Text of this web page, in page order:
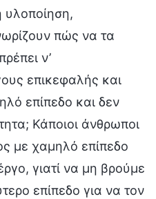
υλοποίηση,
πώς να τα
ν’
επικεφαλής και
επίπεδο και δεν
Κάποιοι άνθρωποι
με χαμηλό επίπεδο
γιατί να μη βρούμε
επίπεδο για να τον